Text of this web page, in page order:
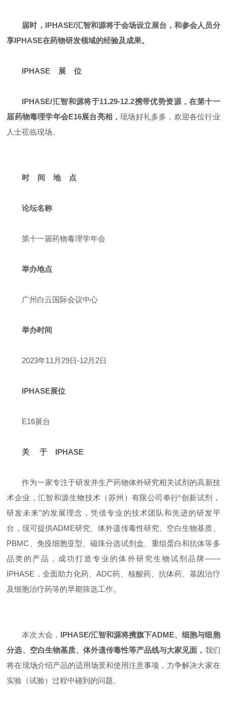
届时，IPHASE/汇智和源将于会场设立展台，和参会人员分
享IPHASE在药物研发领域的经验及成果。
IPHASE 展 位
IPHASE/汇智和源将于11.29-12.2携带优势资源，在第十一
届药物毒理学年会E16展台亮相，现场好礼多多，欢迎各位行业
人士莅临现场。
时 间 地 点
论坛名称
第十一届药物毒理学年会
举办地点
广州白云国际会议中心
举办时间
2023年11月29日-12月2日
IPHASE展位
E16展台
关 于 IPHASE
作为一家专注于研发并生产药物体外研究相关试剂的高新技
术企业，汇智和源生物技术（苏州）有限公司奉行“创新试剂，
研发未来”的发展理念，凭借专业的技术团队和先进的研发平
台，现可提供ADME研究、体外遗传毒性研究、空白生物基质、
PBMC、免疫细胞亚型、磁珠分选试剂盒、重组蛋白和抗体等多
品类的产品，成功打造专业的体外研究生物试剂品牌——
IPHASE，全面助力化药、ADC药、核酸药、抗体药、基因治疗
及细胞治疗药等的早期筛选工作。
本次大会， IPHASE/汇智和源将携旗下ADME、细胞与细胞
分选、空白生物基质、体外遗传毒性等产品线与大家见面， 我们
将在现场介绍产品的适用场景和使用注意事项，力争解决大家在
实验（试验）过程中碰到的问题。